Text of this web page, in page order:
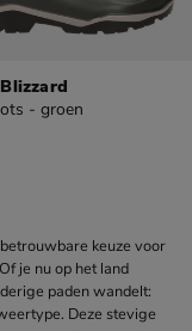
- groen
keuze voor
je nu op het land
paden wandelt:
Deze stevige